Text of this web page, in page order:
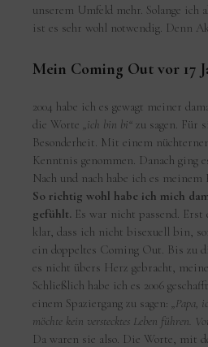
unserem Umfeld mehr. Solange ich
ist es sehr wohl notwendig. Denn
Mein Coming Out vor 17
2004 habe ich es gewagt meiner
die Worte„ich bin bi“ zu sagen. Für
Besonderheit. Mit einem
Kenntnis genommen. Danach ging
Nach und nach habe ich es meinem
So richtig wohl habe ich mich
gefühlt. Es war nicht passend.
klar, dass ich nicht bisexuell bin,
ein doppeltes Coming Out. Bis zu
es nicht übers Herz gebracht,
Schließlich habe ich es 2006
einem Spaziergang zu sagen:„Papa,
möchte kein verstecktes Leben führen.
Da waren sie also. Die Worte, mit